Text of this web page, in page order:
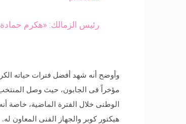
رئيس الزمالك: «هكرم
وأوضح أنه شهد أفضل فترات حياته
مؤخراً فى الجابون، حيث وصل المنتخب
الوطنى خلال الفترة الماضية، خاصة
هيكتور كوبر والجهاز الفنى المعاون له.